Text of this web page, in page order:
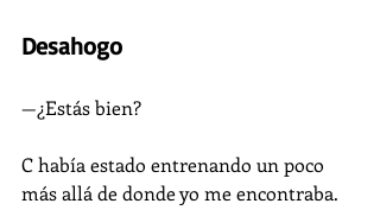
Desahogo
—¿Estás bien?
C había estado entrenando un poco
más allá de donde yo me encontraba.